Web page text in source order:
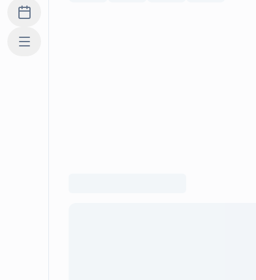
Madplan
Mere